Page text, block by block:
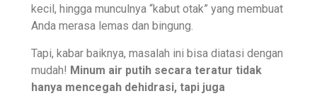
kecil, hingga munculnya “kabut otak” yang membuat
Anda merasa lemas dan bingung.
Tapi, kabar baiknya, masalah ini bisa diatasi dengan
mudah! Minum air putih secara teratur tidak
hanya mencegah dehidrasi, tapi juga